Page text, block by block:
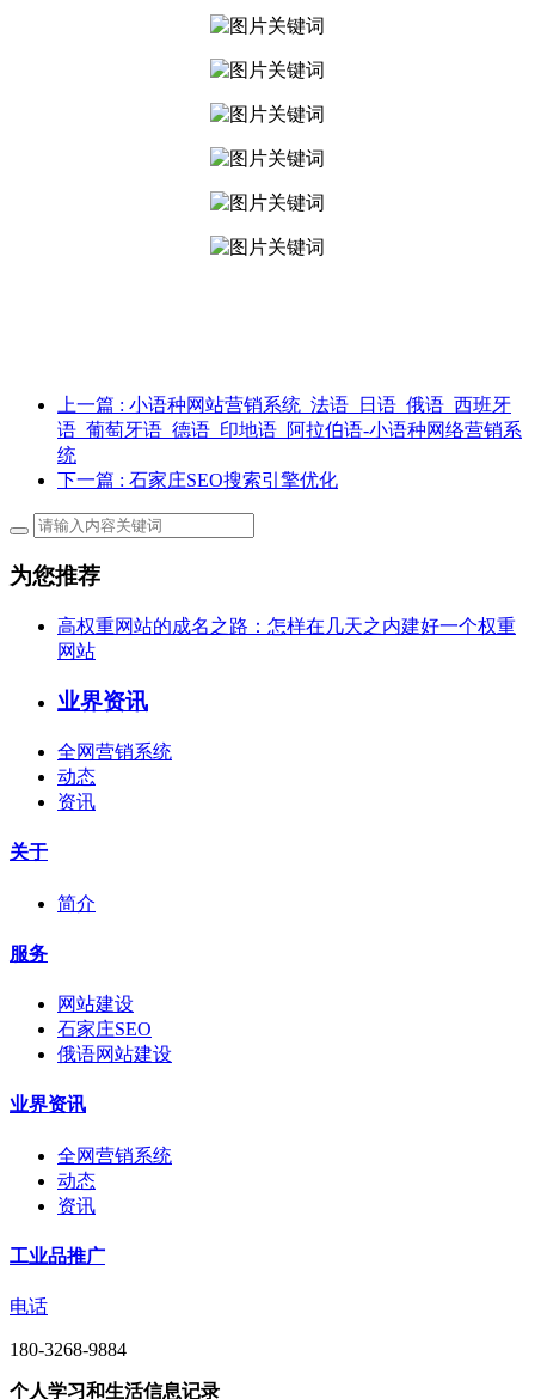
上一篇 : 小语种网站营销系统_法语_日语_俄语_西班牙
语_葡萄牙语_德语_印地语_阿拉伯语-小语种网络营销系
统
下一篇 : 石家庄SEO搜索引擎优化
为您推荐
高权重网站的成名之路：怎样在几天之内建好一个权重
网站
业界资讯
全网营销系统
动态
资讯
关于
简介
服务
网站建设
石家庄SEO
俄语网站建设
业界资讯
全网营销系统
动态
资讯
工业品推广
电话
180-3268-9884
个人学习和生活信息记录